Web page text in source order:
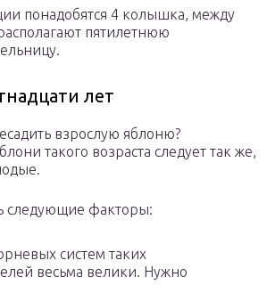
понадобятся 4 колышка, между
пятилетнюю
лет
взрослую яблоню?
такого возраста следует так же,
следующие факторы:
систем таких
весьма велики. Нужно